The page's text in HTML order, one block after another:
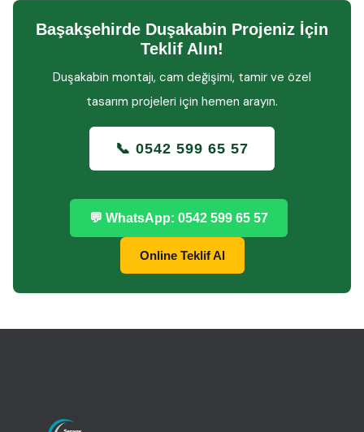
Başakşehirde Duşakabin Projeniz İçin
Teklif Alın!
Duşakabin montajı, cam değişimi, tamir ve özel
tasarım projeleri için hemen arayın.
📞 0542 599 65 57
💬 WhatsApp: 0542 599 65 57
Online Teklif Al